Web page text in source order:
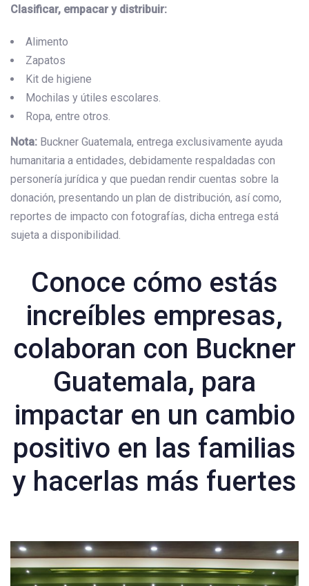
Clasificar, empacar y distribuir:
Alimento
Zapatos
Kit de higiene
Mochilas y útiles escolares.
Ropa, entre otros.
Nota: Buckner Guatemala, entrega exclusivamente ayuda
humanitaria a entidades, debidamente respaldadas con
personería jurídica y que puedan rendir cuentas sobre la
donación, presentando un plan de distribución, así como,
reportes de impacto con fotografías, dicha entrega está
sujeta a disponibilidad.
Conoce cómo estás
increíbles empresas,
colaboran con Buckner
Guatemala, para
impactar en un cambio
positivo en las familias
y hacerlas más fuertes